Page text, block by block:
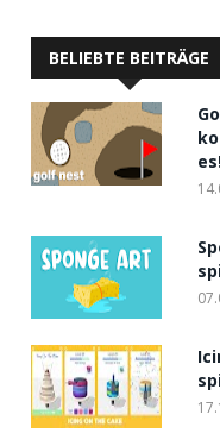
BELIEBTE BEITRÄGE